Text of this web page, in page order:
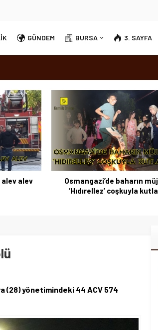
GÜNDEM BURSA 3. SAYFA
alev
Osmangazi’de baharın
‘Hıdırellez’ coşkuyla
(28) yönetimindeki 44 ACV 574